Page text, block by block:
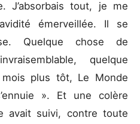
J’absorbais tout, je me
émerveillée. Il se
Quelque chose de
quelque
plus tôt, Le Monde
». Et une colère
avait suivi, contre toute